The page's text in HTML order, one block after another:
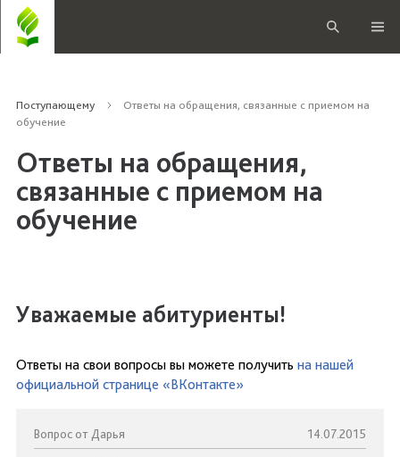
Поступающему
Ответы на обращения, связанные с приемом на
обучение
Ответы на обращения,
связанные с приемом на
обучение
Уважаемые абитуриенты!
Ответы на свои вопросы вы можете получить на нашей
официальной странице «ВКонтакте»
Вопрос от Дарья 14.07.2015